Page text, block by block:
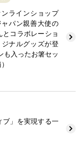
ンラインショップ
ャパン親善大使の
コラボレーショ
ジナルグッズが登
も入ったお箸セッ
ブ」を実現する一